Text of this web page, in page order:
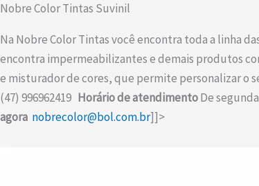
Nobre Color Tintas Suvinil
Na Nobre Color Tintas você encontra toda a linha
encontra impermeabilizantes e demais produtos
e misturador de cores, que permite personalizar o
(47) 996962419 Horário de atendimentoDe
agora nobrecolor@bol.com.br]]>